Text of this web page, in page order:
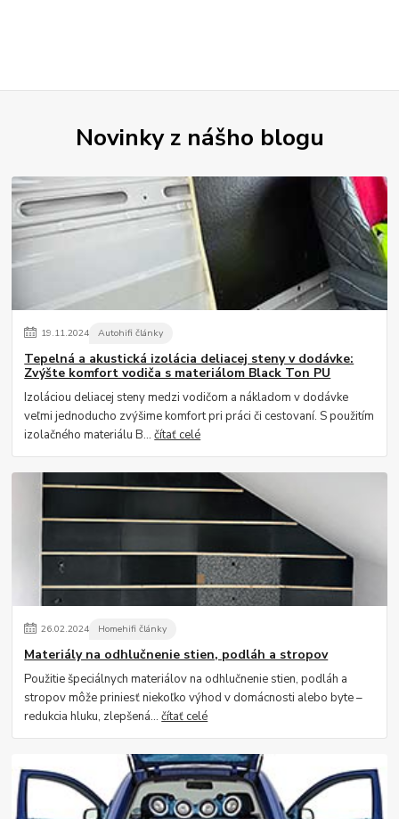
Novinky z nášho blogu
19.11.2024 Autohifi články
Tepelná a akustická izolácia deliacej steny v dodávke:
Zvýšte komfort vodiča s materiálom Black Ton PU
Izoláciou deliacej steny medzi vodičom a nákladom v dodávke
veľmi jednoducho zvýšime komfort pri práci či cestovaní. S použitím
izolačného materiálu B...čítať celé
26.02.2024 Homehifi články
Materiály na odhlučnenie stien, podláh a stropov
Použitie špeciálnych materiálov na odhlučnenie stien, podláh a
stropov môže priniesť niekoľko výhod v domácnosti alebo byte –
redukcia hluku, zlepšená...čítať celé